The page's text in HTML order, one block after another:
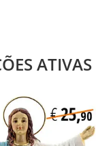
ATIVAS